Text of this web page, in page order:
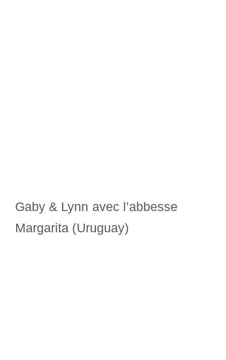
Gaby & Lynn avec l’abbesse
Margarita (Uruguay)